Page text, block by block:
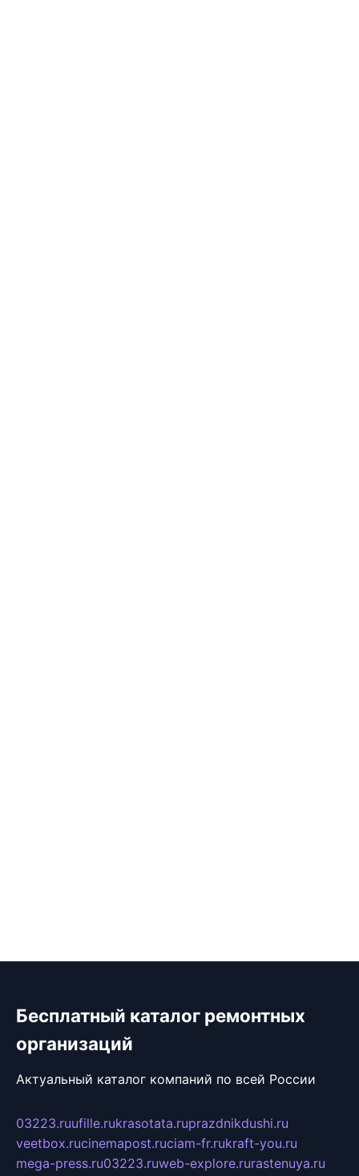
Бесплатный каталог ремонтных
организаций
Актуальный каталог компаний по всей России
03223.ruufille.rukrasotata.ruprazdnikdushi.ru
veetbox.rucinemapost.ruciam-fr.rukraft-you.ru
mega-press.ru03223.ruweb-explore.rurastenuya.ru